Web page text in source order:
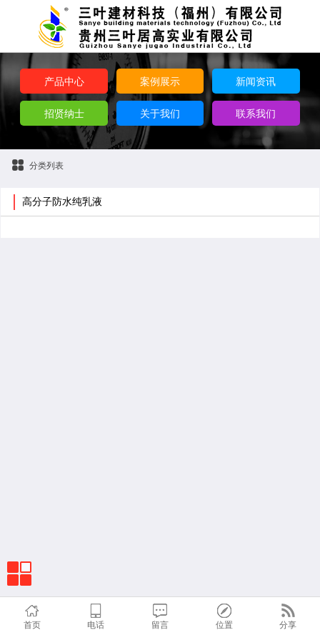
产品中心 案例展示 新闻资讯
招贤纳士 关于我们 联系我们
分类列表
高分子防水纯乳液
首页 电话 留言 位置 分享